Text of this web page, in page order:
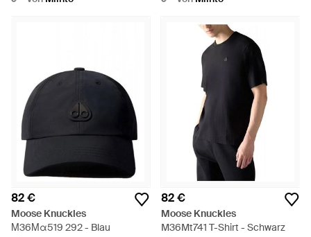
82 €
Moose Knuckles
Μ36Μα519 292 - Blau
82 €
Moose Knuckles
M36Mt741 T-Shirt - Schwarz